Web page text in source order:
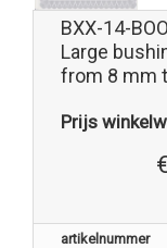
BXX-14-
Large
from 8 mm
Prijs
artikelnummer